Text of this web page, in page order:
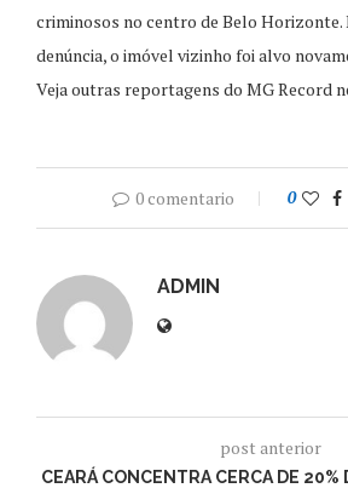
criminosos no centro de Belo Horizonte.
denúncia, o imóvel vizinho foi alvo
Veja outras reportagens do MG Record
0 comentario 0
ADMIN
post anterior
CEARÁ CONCENTRA CERCA DE 20%